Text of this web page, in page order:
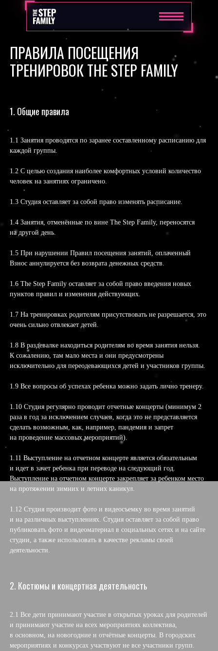
ПРАВИЛА ПОСЕЩЕНИЯ
ТРЕНИРОВОК THE STEP FAMILY
1. Общие правила
1.1 Занятия проводятся по заранее составленному расписанию для
каждой группы.
1.2 С целью создания наиболее комфортных условий количество
человек на занятиях ограничено.
1.3 Студия оставляет за собой право изменять расписание.
1.4 Занятия, отменённые по вине The Step Family, переносятся
на другой день.
1.5 При нарушении Правил посещения занятий, оплаченный
Взнос аннулируется без возврата денежных средств.
1.6 The Step Family оставляет за собой право введения новых
пунктов правил и изменения действующих.
1.7 На тренировках родителям присутствовать не разрешается, это
очень сильно отвлекает детей.
1.8 В раздевалке находиться родителям во время занятия нельзя.
К сожалению, там мало места и они предусмотрены
исключительно для переодевающихся детей и участников группы.
1.9 Все вопросы об успехах ребенка можно задать лично тренеру.
1.10 Студия регулярно проводит отчетные концерты (минимум 2
раза в год за исключением случаев, когда это не представляется
сделать возможным, как, например, пандемия и запрет
на проведение массовых мероприятий).
1.11 Выступление на отчетном концерте является обязательным
и идет в зачет ребенка при переводе на следующий год.
Выступление на отчетном концерте закрепляет за ребенком место
на протяжении зимних и летних каникул.
1.12 Студия производит фото и видеосъемку во время занятий
и на различных выступлениях. Студия оставляет за собой право
публиковать фото и видеоматериал в социальных сетях и на сайте
студии, а также использовать в качестве рекламы своей
деятельности.
2. Костюмы и концертная деятельность
2.1 Все дети принимают участие в открытых уроках для родителей
и принимают участие на всех мероприятиях коллектива,
в основном, на новогодние и отчётные концерты. В городских
мероприятиях и конкурсах участвуют не все участники групп.